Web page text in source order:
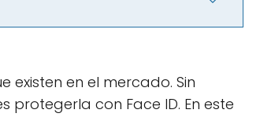
en el mercado. Sin
con Face ID. En este